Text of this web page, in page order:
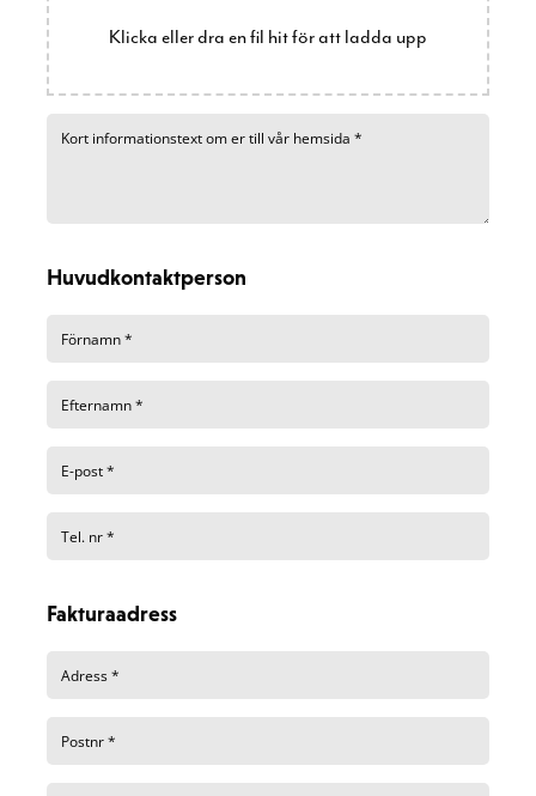
Klicka eller dra en fil hit för att ladda upp
Huvudkontaktperson
Fakturaadress